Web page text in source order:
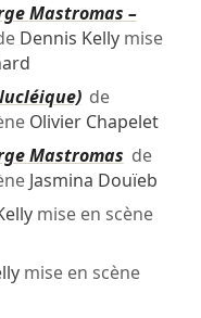
Mastromas –
Dennis Kellymise
de
Olivier Chapelet
Mastromas de
Jasmina Douïeb
mise en scène
mise en scène